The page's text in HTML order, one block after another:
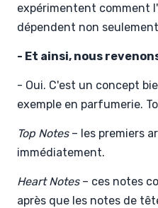
expérimentent comment
dépendent non
- Et ainsi, nous
- Oui. C'est un concept
exemple en parfumerie.
Top Notes– les premiers
immédiatement.
Heart Notes– ces notes
après que les notes de